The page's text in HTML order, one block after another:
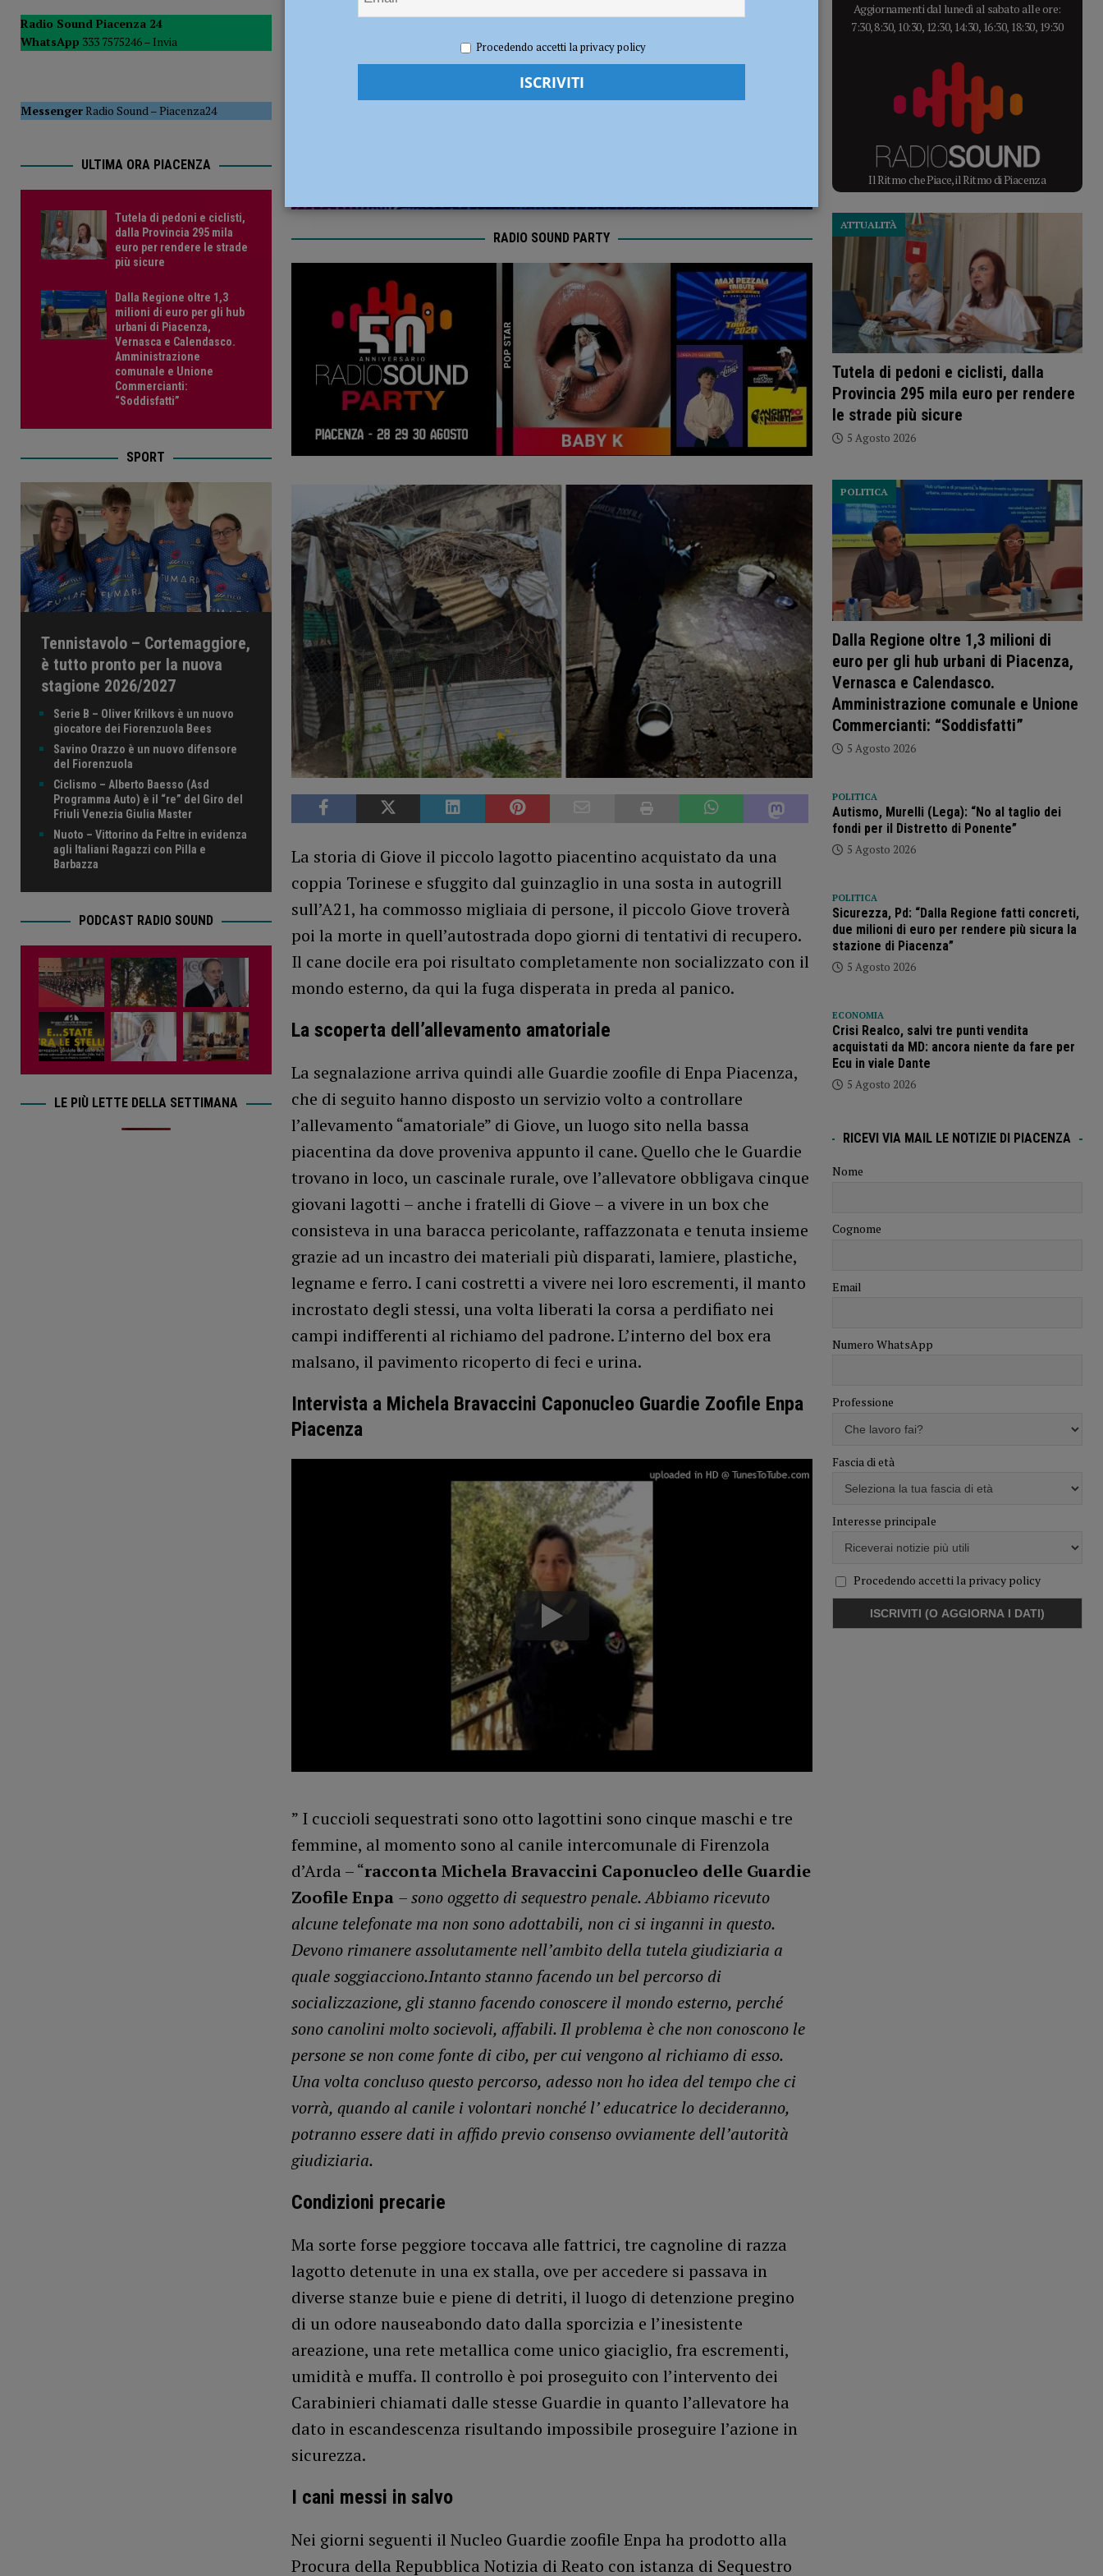
POLITICA
[ 5 Agosto 2026 ] Caldo estremo e asili nido, Tagliaferri (FdI): “Verificare subito la situazione nella provincia di Piacenza”
Redazione FG Cronaca Piacenza
RADIO SOUND PARTY
La storia di Giove il piccolo lagotto piacentino acquistato da una
coppia Torinese e sfuggito dal guinzaglio in una sosta in autogrill
sull’A21, ha commosso migliaia di persone, il piccolo Giove troverà
poi la morte in quell’autostrada dopo giorni di tentativi di recupero.
Il cane docile era poi risultato completamente non socializzato con il
mondo esterno, da qui la fuga disperata in preda al panico.
La scoperta dell’allevamento amatoriale
La segnalazione arriva quindi alle Guardie zoofile di Enpa Piacenza,
che di seguito hanno disposto un servizio volto a controllare
l’allevamento “amatoriale” di Giove, un luogo sito nella bassa
piacentina da dove proveniva appunto il cane. Quello che le Guardie
trovano in loco, un cascinale rurale, ove l’allevatore obbligava cinque
giovani lagotti – anche i fratelli di Giove – a vivere in un box che
consisteva in una baracca pericolante, raffazzonata e tenuta insieme
grazie ad un incastro dei materiali più disparati, lamiere, plastiche,
legname e ferro. I cani costretti a vivere nei loro escrementi, il manto
incrostato degli stessi, una volta liberati la corsa a perdifiato nei
campi indifferenti al richiamo del padrone. L’interno del box era
malsano, il pavimento ricoperto di feci e urina.
Intervista a Michela Bravaccini Caponucleo Guardie Zoofile Enpa
Piacenza
” I cuccioli sequestrati sono otto lagottini sono cinque maschi e tre
femmine, al momento sono al canile intercomunale di Firenzola
d’Arda – “racconta Michela Bravaccini Caponucleo delle Guardie
Zoofile Enpa – sono oggetto di sequestro penale. Abbiamo ricevuto
alcune telefonate ma non sono adottabili, non ci si inganni in questo.
Devono rimanere assolutamente nell’ambito della tutela giudiziaria a
quale soggiacciono.Intanto stanno facendo un bel percorso di
socializzazione, gli stanno facendo conoscere il mondo esterno, perché
sono canolini molto socievoli, affabili. Il problema è che non conoscono le
persone se non come fonte di cibo, per cui vengono al richiamo di esso.
Una volta concluso questo percorso, adesso non ho idea del tempo che ci
vorrà, quando al canile i volontari nonché l’ educatrice lo decideranno,
potranno essere dati in affido previo consenso ovviamente dell’autorità
giudiziaria.
Condizioni precarie
Ma sorte forse peggiore toccava alle fattrici, tre cagnoline di razza
lagotto detenute in una ex stalla, ove per accedere si passava in
diverse stanze buie e piene di detriti, il luogo di detenzione pregino
di un odore nauseabondo dato dalla sporcizia e l’inesistente
areazione, una rete metallica come unico giaciglio, fra escrementi,
umidità e muffa. Il controllo è poi proseguito con l’intervento dei
Carabinieri chiamati dalle stesse Guardie in quanto l’allevatore ha
dato in escandescenza risultando impossibile proseguire l’azione in
sicurezza.
I cani messi in salvo
Nei giorni seguenti il Nucleo Guardie zoofile Enpa ha prodotto alla
Procura della Repubblica Notizia di Reato con istanza di Sequestro
Radio Sound Piacenza 24
WhatsApp 333 7575246 – Invia
MessengerRadio Sound–Piacenza24
ULTIMA ORA PIACENZA
Tutela di pedoni e ciclisti,
dalla Provincia 295 mila
euro per rendere le strade
più sicure
Dalla Regione oltre 1,3
milioni di euro per gli hub
urbani di Piacenza,
Vernasca e Calendasco.
Amministrazione
comunale e Unione
Commercianti:
“Soddisfatti”
SPORT
Tennistavolo – Cortemaggiore,
è tutto pronto per la nuova
stagione 2026/2027
Serie B – Oliver Krilkovs è un nuovo
giocatore dei Fiorenzuola Bees
Savino Orazzo è un nuovo difensore
del Fiorenzuola
Ciclismo – Alberto Baesso (Asd
Programma Auto) è il “re” del Giro del
Friuli Venezia Giulia Master
Nuoto – Vittorino da Feltre in evidenza
agli Italiani Ragazzi con Pilla e
Barbazza
PODCAST RADIO SOUND
LE PIÙ LETTE DELLA SETTIMANA
Aggiornamenti dal lunedì al sabato alle ore:
7:30, 8:30, 10:30, 12:30, 14:30, 16:30, 18:30, 19:30
Il Ritmo che Piace, il Ritmo di Piacenza
Tutela di pedoni e ciclisti, dalla
Provincia 295 mila euro per rendere
le strade più sicure
ATTUALITÀ
5 Agosto 2026
Dalla Regione oltre 1,3 milioni di
euro per gli hub urbani di Piacenza,
Vernasca e Calendasco.
Amministrazione comunale e Unione
Commercianti: “Soddisfatti”
POLITICA
5 Agosto 2026
POLITICA
Autismo, Murelli (Lega): “No al taglio dei
fondi per il Distretto di Ponente”
5 Agosto 2026
POLITICA
Sicurezza, Pd: “Dalla Regione fatti concreti,
due milioni di euro per rendere più sicura la
stazione di Piacenza”
5 Agosto 2026
ECONOMIA
Crisi Realco, salvi tre punti vendita
acquistati da MD: ancora niente da fare per
Ecu in viale Dante
5 Agosto 2026
RICEVI VIA MAIL LE NOTIZIE DI PIACENZA
Nome
Cognome
Email
Numero WhatsApp
Professione
Fascia di età
Interesse principale
Procedendo accetti la privacy policy
Procedendo accetti la privacy policy